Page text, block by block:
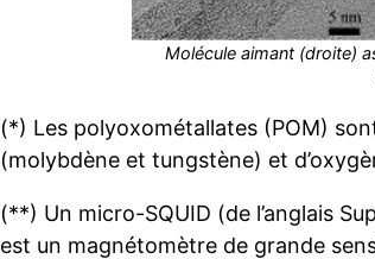
Molécule aimant (droite)
(*) Les polyoxométallates (POM)
(molybdène et tungstène) et
(**) Un micro-SQUID (de l’anglais
est un magnétomètre de grande